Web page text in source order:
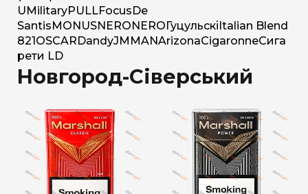
U MilitaryPULLFocus De
Santis MONUSNERO NERO Гуцульскі Italian Blend
821 OSCAR DandyJM MANArizonaCigaronneСига
рети LD
Новгород-Сіверський